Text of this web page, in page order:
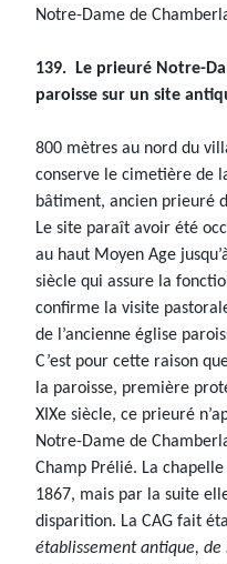
Notre-Dame de
139. Le prieuré Notre-
paroisse sur un site
800 mètres au nord du
conserve le cimetière de
bâtiment, ancien prieuré
Le site paraît avoir été
au haut Moyen Age
siècle qui assure la
confirme la visite
de l’ancienne église
C’est pour cette raison
la paroisse, première
XIXe siècle, ce prieuré
Notre-Dame de
Champ Prélié. La
1867, mais par la suite
disparition. La CAG fait
établissement antique, de